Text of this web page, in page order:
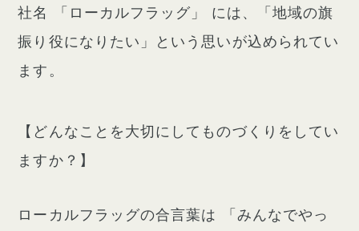
社名 「ローカルフラッグ」 には、「地域の旗
振り役になりたい」という思いが込められてい
ます。
【どんなことを大切にしてものづくりをしてい
ますか？】
ローカルフラッグの合言葉は 「みんなでやっ